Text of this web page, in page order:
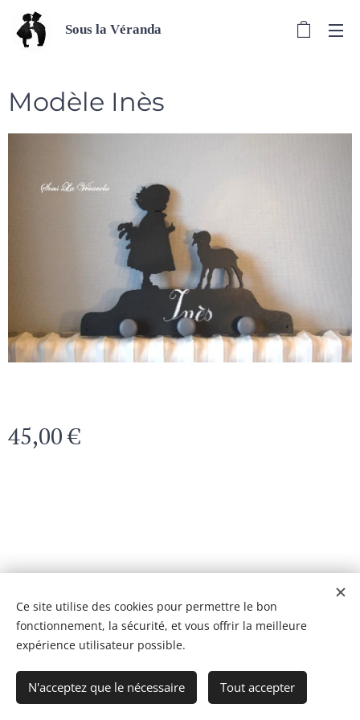
Sous la Véranda
Modèle Inès
45,00€
Ajouter au panier
© 2024 Tous droits réservés
Optimisé parWebnode Cookies
Ce site utilise des cookies pour permettre le bon
fonctionnement, la sécurité, et vous offrir la meilleure
expérience utilisateur possible.
N'acceptez que le nécessaire Tout accepter